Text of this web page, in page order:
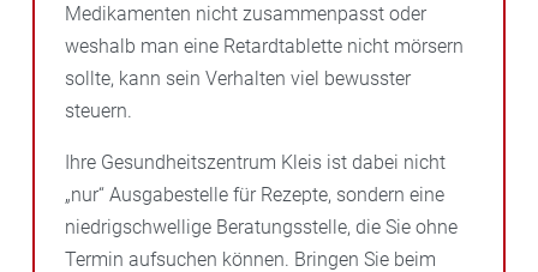
Medikamenten nicht zusammenpasst oder
weshalb man eine Retardtablette nicht mörsern
sollte, kann sein Verhalten viel bewusster
steuern.
Ihre Gesundheitszentrum Kleis ist dabei nicht
„nur“ Ausgabestelle für Rezepte, sondern eine
niedrigschwellige Beratungsstelle, die Sie ohne
Termin aufsuchen können. Bringen Sie beim